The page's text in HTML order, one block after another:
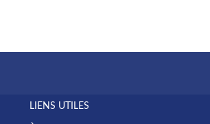
LIENS UTILES